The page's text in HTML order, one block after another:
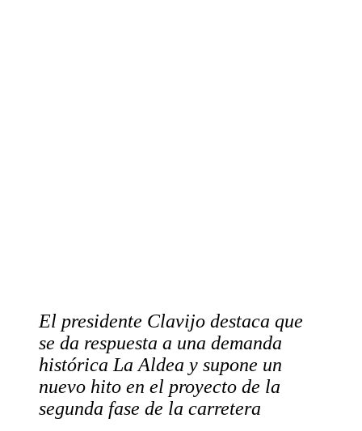
El presidente Clavijo destaca que
se da respuesta a una demanda
histórica La Aldea y supone un
nuevo hito en el proyecto de la
segunda fase de la carretera